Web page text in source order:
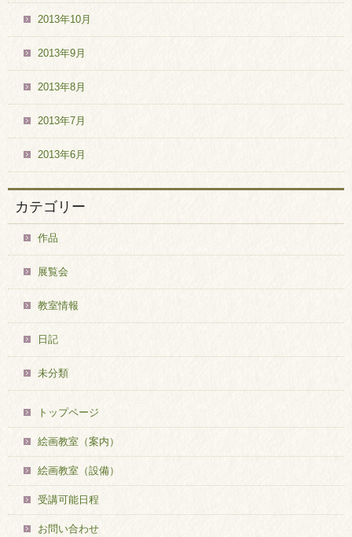
2013年10月
2013年9月
2013年8月
2013年7月
2013年6月
カテゴリー
作品
展覧会
教室情報
日記
未分類
トップページ
絵画教室（案内）
絵画教室（設備）
受講可能日程
お問い合わせ